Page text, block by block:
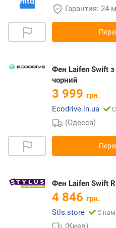
Гарантия: 24
Фен Laifen Swift з
чорний
3 999 грн.
Ecodrive.in.ua
(Одесса)
Фен Laifen Swift
4 846 грн.
Stls.store
С
(Киев)